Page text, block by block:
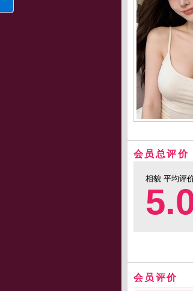
会员总评价
相貌 平均评
会员评价